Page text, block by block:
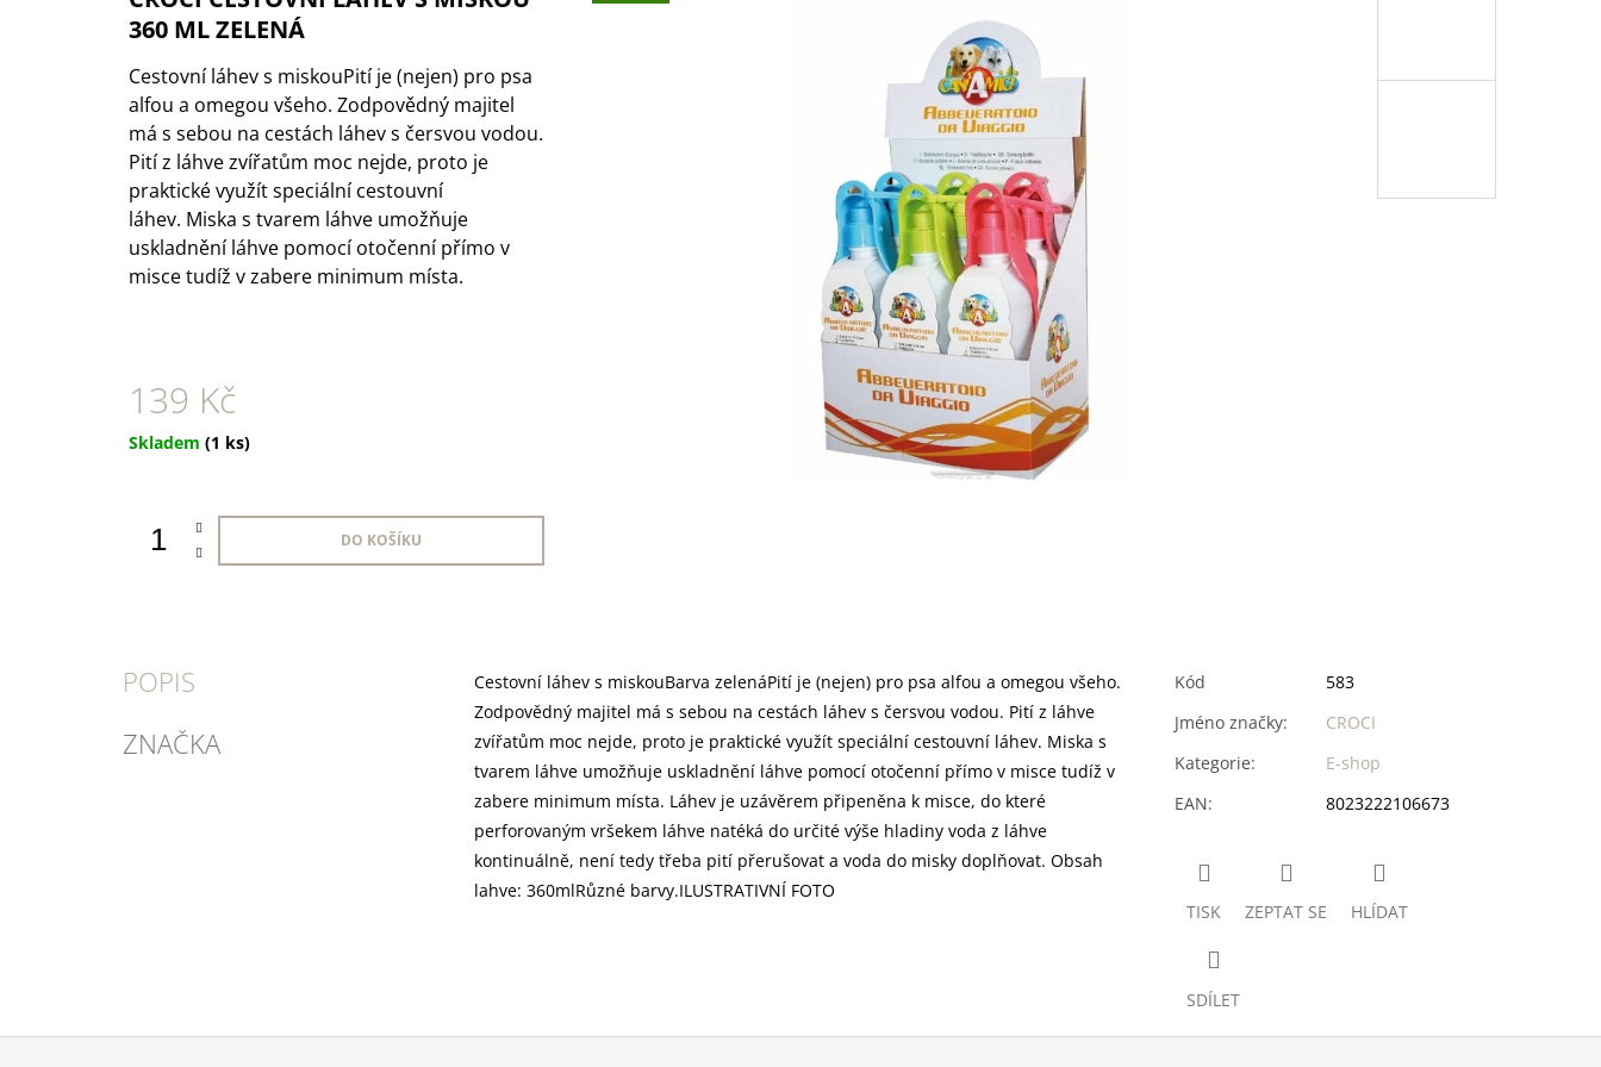
360 ML ZELENÁ
Cestovní láhev s miskouPití je (nejen) pro psa
alfou a omegou všeho. Zodpovědný majitel
má s sebou na cestách láhev s čersvou vodou.
Pití z láhve zvířatům moc nejde, proto je
praktické využít speciální cestouvní
láhev. Miska s tvarem láhve umožňuje
uskladnění láhve pomocí otočenní přímo v
misce tudíž v zabere minimum místa.
139 Kč
Měrná
Skladem (1 ks)
DO KOŠÍKU
POPIS
ZNAČKA
Cestovní láhev s miskouBarva zelenáPití je (nejen) pro psa alfou a omegou všeho.
Zodpovědný majitel má s sebou na cestách láhev s čersvou vodou. Pití z láhve
zvířatům moc nejde, proto je praktické využít speciální cestouvní láhev. Miska s
tvarem láhve umožňuje uskladnění láhve pomocí otočenní přímo v misce tudíž v
zabere minimum místa. Láhev je uzávěrem připeněna k misce, do které
perforovaným vršekem láhve natéká do určité výše hladiny voda z láhve
kontinuálně, není tedy třeba pití přerušovat a voda do misky doplňovat. Obsah
lahve: 360mlRůzné barvy.ILUSTRATIVNÍ FOTO
Kód
583
Jméno značky:
CROCI
Kategorie:
E-shop
EAN: 8023222106673
TISK ZEPTAT SE HLÍDAT
SDÍLET
1 KS
35 Kč
199 Kč